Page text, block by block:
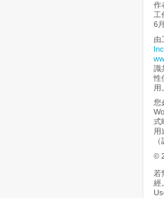
作
工
6
由
Inc.
識
性
用。
您
式
用
©
若
經